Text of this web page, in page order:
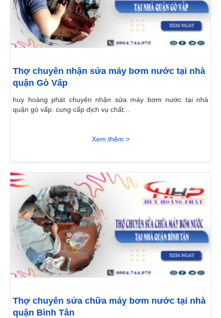
Thợ chuyên nhận sửa máy bơm nước tại nhà
quận Gò Vấp
huy hoàng phát chuyên nhận sửa máy bơm nước tại nhà
quận gò vấp. cung cấp dịch vụ chất...
Xem thêm >
Thợ chuyên sửa chữa máy bơm nước tại nhà
quận Bình Tân